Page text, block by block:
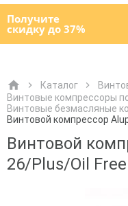
Получите
скидку до 37%
Смотреть все
Каталог
Винтовые компрессоры
Винтовые безмасляные
Винтовой компрессор
Винтовой
26/Plus/Oil
Как к Вам
Телефон
Как к Вам
Телефон
Город
Как к Вам
Как к Вам
Телефон